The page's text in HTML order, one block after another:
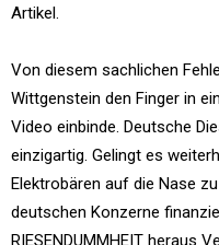
Artikel.
Von diesem sachlichen
Wittgenstein den Finger in
Video einbinde. Deutsche
einzigartig. Gelingt es
Elektrobären auf die Nase
deutschen Konzerne
RIESENDUMMHEIT heraus